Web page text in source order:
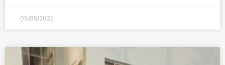
05/05/2022